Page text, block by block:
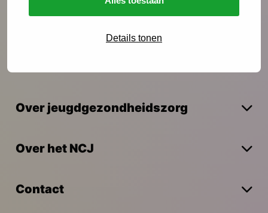
Details tonen
Over jeugdgezondheidszorg
Over het NCJ
Contact